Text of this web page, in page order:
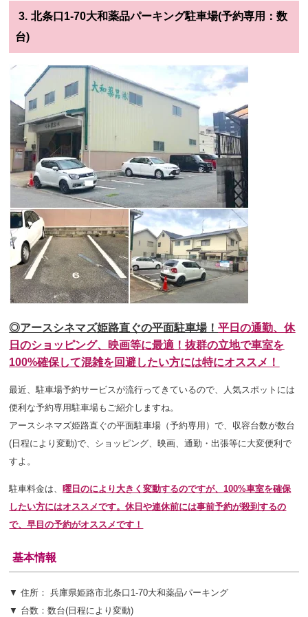
3. 北条口1-70大和薬品パーキング駐車場(予約専用：数
台)
◎アースシネマズ姫路直ぐの平面駐車場！平日の通勤、休
日のショッピング、映画等に最適！抜群の立地で車室を
100%確保して混雑を回避したい方には特にオススメ！
最近、駐車場予約サービスが流行ってきているので、人気スポットには
便利な予約専用駐車場もご紹介しますね。
アースシネマズ姫路直ぐの平面駐車場（予約専用）で、収容台数が数台
(日程により変動)で、ショッピング、映画、通勤・出張等に大変便利で
すよ。
駐車料金は、曜日のにより大きく変動するのですが、100%車室を確保
したい方にはオススメです。休日や連休前には事前予約が殺到するの
で、早目の予約がオススメです！
基本情報
▼ 住所：兵庫県姫路市北条口1-70大和薬品パーキング
▼ 台数：数台(日程により変動)